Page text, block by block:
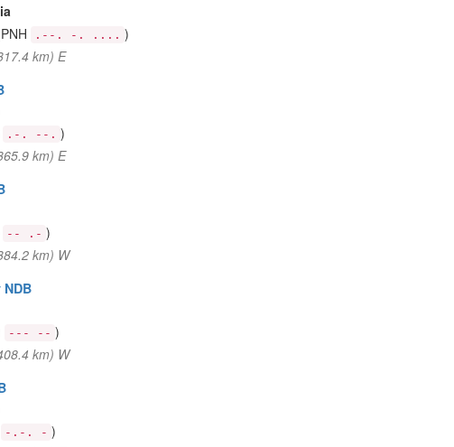
.--. -. .... )
km) E
.-. --. )
km) E
-- .- )
km) W
--- -- )
km) W
-.-. - )